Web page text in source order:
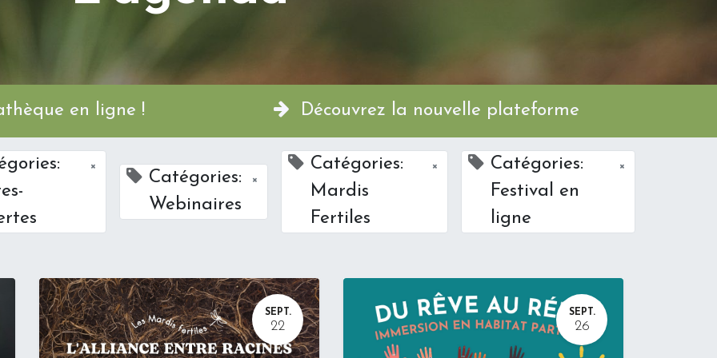
en ligne ! Découvrez la nouvelle plateforme
×
Catégories:
Webinaires
×
Catégories:
Mardis
Fertiles
×
Catégories:
Festival en
ligne
×
SEPT.
22
SEPT.
26